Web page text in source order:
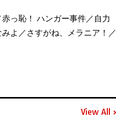
っ恥！ ハンガー事件／自力
よ／さすがね、メラニア！／
View All